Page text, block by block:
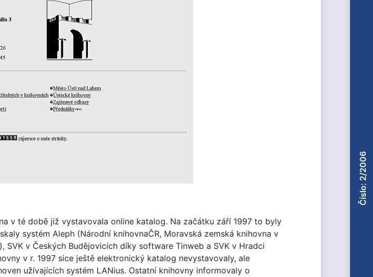
v té době již vystavovala online katalog. Na začátku září 1997 to byly
systém Aleph (Národní knihovnaČR, Moravská zemská knihovna v
SVK v Českých Budějovicích díky software Tinweb a SVK v Hradci
v r. 1997 sice ještě elektronický katalog nevystavovaly, ale
užívajících systém LANius. Ostatní knihovny informovaly o
Číslo: 2/2006